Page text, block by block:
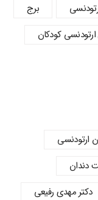
برج
کودکان
ارتودنسی
دندان
دکتر مهدی رفیعی